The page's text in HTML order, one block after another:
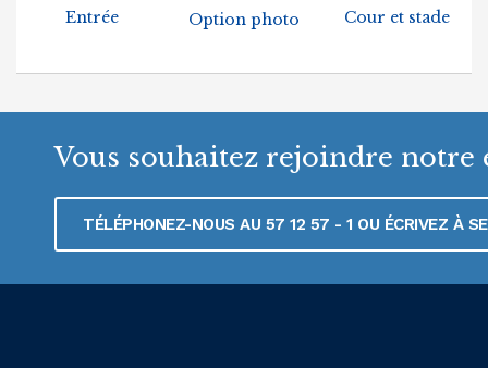
Entrée Option photo Cour et stade
Vous souhaitez rejoindre notre
TÉLÉPHONEZ-NOUS AU 57 12 57 - 1 OU ÉCRIVEZ À